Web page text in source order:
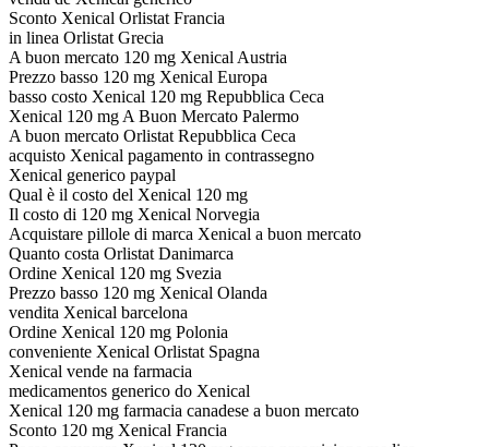
Sconto Xenical Orlistat Francia
in linea Orlistat Grecia
A buon mercato 120 mg Xenical Austria
Prezzo basso 120 mg Xenical Europa
basso costo Xenical 120 mg Repubblica Ceca
Xenical 120 mg A Buon Mercato Palermo
A buon mercato Orlistat Repubblica Ceca
acquisto Xenical pagamento in contrassegno
Xenical generico paypal
Qual è il costo del Xenical 120 mg
Il costo di 120 mg Xenical Norvegia
Acquistare pillole di marca Xenical a buon mercato
Quanto costa Orlistat Danimarca
Ordine Xenical 120 mg Svezia
Prezzo basso 120 mg Xenical Olanda
vendita Xenical barcelona
Ordine Xenical 120 mg Polonia
conveniente Xenical Orlistat Spagna
Xenical vende na farmacia
medicamentos generico do Xenical
Xenical 120 mg farmacia canadese a buon mercato
Sconto 120 mg Xenical Francia